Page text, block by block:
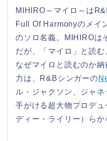
MIHIRO～マイロ～は
Full Of Harmonyのメイ
のソロ名義。MIHIROは
だが、「マイロ」と読
なぜマイロと読むのか
力は、R&Bシンガーの
ル・ジャクソン、ジャ
手がける超大物プロデ
ディー・ライリー）らか